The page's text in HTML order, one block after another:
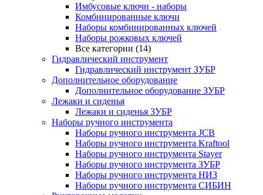
Имбусовые ключи - наборы
Комбинированные ключи
Наборы комбинированных ключей
Наборы рожковых ключей
Все категории (14)
Гидравлический инструмент
Гидравлический инструмент ЗУБР
Дополнительное оборудование
Дополнительное оборудование ЗУБР
Лежаки и сиденья
Лежаки и сиденья ЗУБР
Наборы ручного инструмента
Наборы ручного инструмента JCB
Наборы ручного инструмента Kraftool
Наборы ручного инструмента Stayer
Наборы ручного инструмента ЗУБР
Наборы ручного инструмента НИЗ
Наборы ручного инструмента СИБИН